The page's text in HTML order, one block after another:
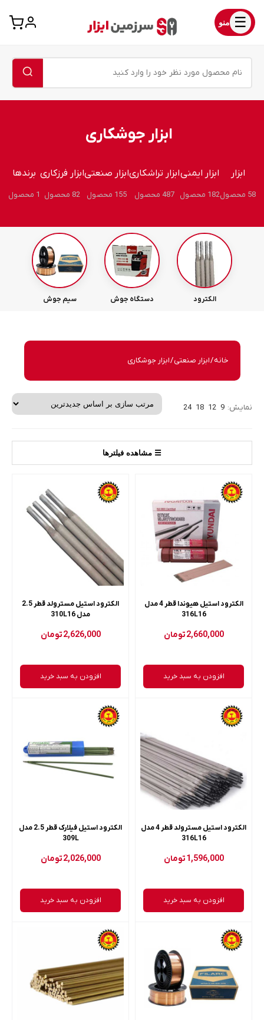
☰ منو
ابزار جوشکاری
ابزار
58 محصول
ابزار ایمنی
182 محصول
ابزار تراشکاری
487 محصول
ابزار صنعتی
155 محصول
ابزار فرزکاری
82 محصول
برندها
1 محصول
الکترود دستگاه جوش سیم جوش
خانه/ابزار صنعتی/ ابزار جوشکاری
نمایش: 9
12
18
24
☰ مشاهده فیلترها
الکترود استیل هیوندا قطر 4 مدل
316L16
2,660,000تومان
افزودن به سبد خرید
الکترود استیل مسترولد قطر 2.5
مدل 310L16
2,626,000تومان
افزودن به سبد خرید
الکترود استیل مسترولد قطر 4 مدل
316L16
1,596,000تومان
افزودن به سبد خرید
الکترود استیل فیلارک قطر 2.5 مدل
309L
2,026,000تومان
افزودن به سبد خرید